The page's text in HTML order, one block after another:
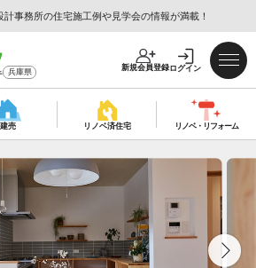
計事務所の住宅施工例や見学会の情報が満載！
兵庫県 新規会員登録ログイン
建売 リノベ済住宅 リノベ・ リフォーム